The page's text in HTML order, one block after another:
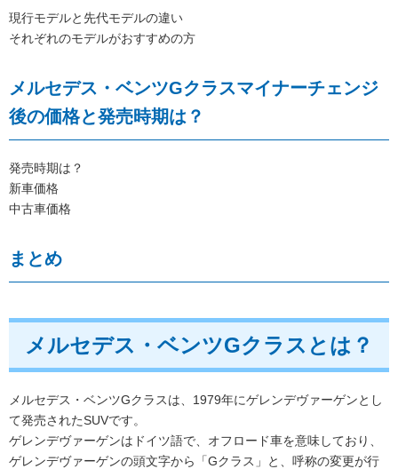
現行モデルと先代モデルの違い
それぞれのモデルがおすすめの方
メルセデス・ベンツGクラスマイナーチェンジ
後の価格と発売時期は？
発売時期は？
新車価格
中古車価格
まとめ
メルセデス・ベンツGクラスとは？
メルセデス・ベンツGクラスは、1979年にゲレンデヴァーゲンとし
て発売されたSUVです。
ゲレンデヴァーゲンはドイツ語で、オフロード車を意味しており、
ゲレンデヴァーゲンの頭文字から「Gクラス」と、呼称の変更が行